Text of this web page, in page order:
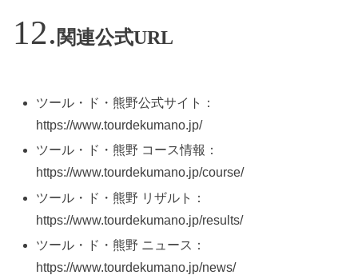
関連公式URL
ツール・ド・熊野公式サイト：
https://www.tourdekumano.jp/
ツール・ド・熊野 コース情報：
https://www.tourdekumano.jp/course/
ツール・ド・熊野 リザルト：
https://www.tourdekumano.jp/results/
ツール・ド・熊野 ニュース：
https://www.tourdekumano.jp/news/